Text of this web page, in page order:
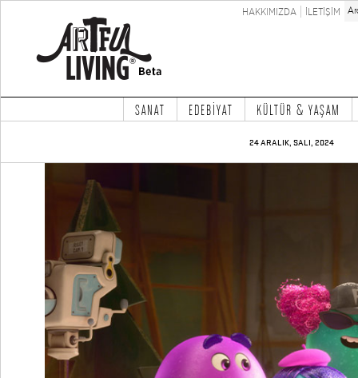
HAKKIMIZDA İLETİŞİM
SANAT EDEBİYAT KÜLTÜR & YAŞAM
24 ARALIK, SALI, 2024